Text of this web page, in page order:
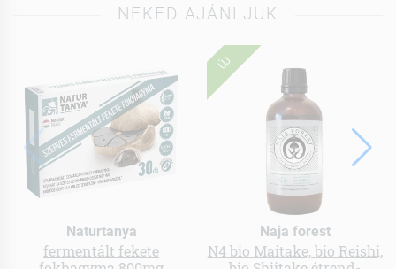
NEKED AJÁNLJUK
Naturtanya
fermentált fekete
ÚJ
Naja forest
N4 bio Maitake, bio Reishi,